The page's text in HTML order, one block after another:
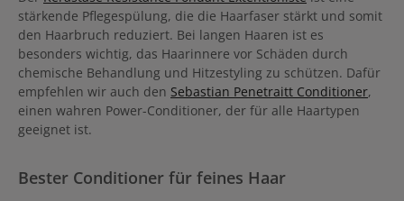
stärkende Pflegespülung, die die Haarfaser stärkt und somit
den Haarbruch reduziert. Bei langen Haaren ist es
besonders wichtig, das Haarinnere vor Schäden durch
chemische Behandlung und Hitzestyling zu schützen. Dafür
empfehlen wir auch den Sebastian Penetraitt Conditioner,
einen wahren Power-Conditioner, der für alle Haartypen
geeignet ist.
Bester Conditioner für feines Haar